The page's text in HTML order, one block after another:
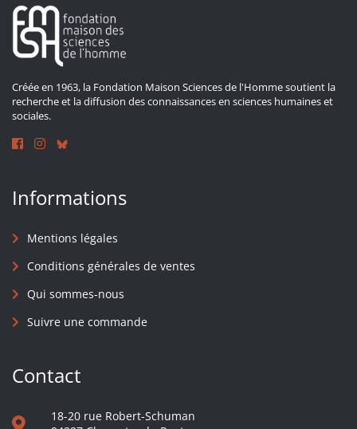
Créée en 1963, la Fondation Maison Sciences de l'Homme soutient la
recherche et la diffusion des connaissances en sciences humaines et
sociales.
Informations
Mentions légales
Conditions générales de ventes
Qui sommes-nous
Suivre une commande
Contact
18-20 rue Robert-Schuman